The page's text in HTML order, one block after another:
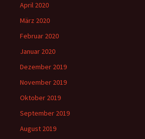
April 2020
März 2020
Februar 2020
Januar 2020
Dezember 2019
November 2019
Oktober 2019
September 2019
August 2019